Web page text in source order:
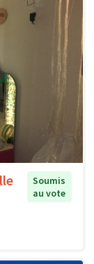
Soumis
au vote